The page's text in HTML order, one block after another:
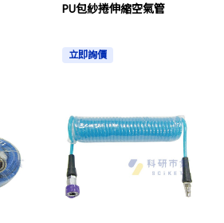
PU包紗捲伸縮空氣管
立即詢價